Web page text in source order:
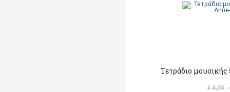
Τετράδιο
€ 4,50